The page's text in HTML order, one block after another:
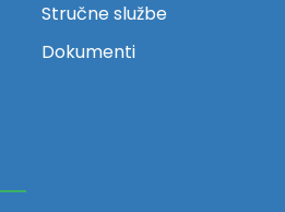
Stručne službe
Dokumenti